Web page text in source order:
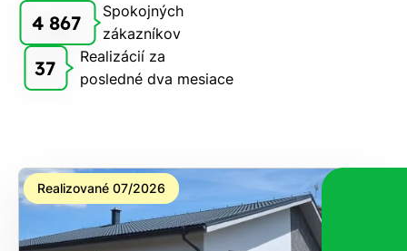
4 867
Spokojných
zákazníkov
37
Realizácií za
posledné dva mesiace
Realizované 07/2026